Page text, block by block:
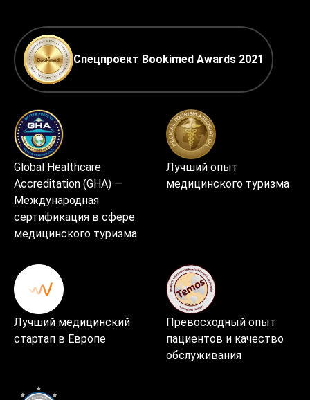
Спецпроект Bookimed Awards 2021
Global Healthcare
Accreditation (GHA) —
Международная
сертификация в сфере
медицинского туризма
Лучший опыт
медицинского туризма
Лучший медицинский
стартап в Европе
Превосходный опыт
пациентов и качество
обслуживания